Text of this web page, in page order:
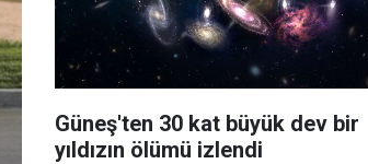
Güneş'ten 30 kat büyük dev bir
yıldızın ölümü izlendi